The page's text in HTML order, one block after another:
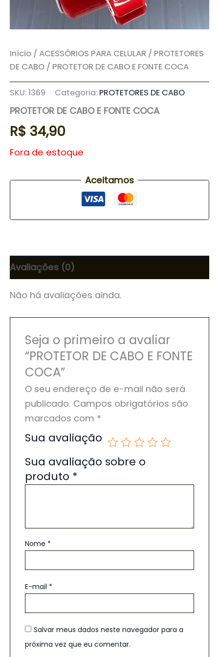
Início / ACESSÓRIOS PARA CELULAR / PROTETORES
DE CABO / PROTETOR DE CABO E FONTE COCA
SKU:1369 Categoria: PROTETORES DE CABO
PROTETOR DE CABO E FONTE COCA
R$ 34,90
Fora de estoque
Aceitamos
Avaliações (0)
Não há avaliações ainda.
Seja o primeiro a avaliar
“PROTETOR DE CABO E FONTE
COCA”
O seu endereço de e-mail não será
publicado. Campos obrigatórios são
marcados com *
Sua avaliação
Sua avaliação sobre o
produto *
Nome *
E-mail *
Salvar meus dados neste navegador para a
próxima vez que eu comentar.